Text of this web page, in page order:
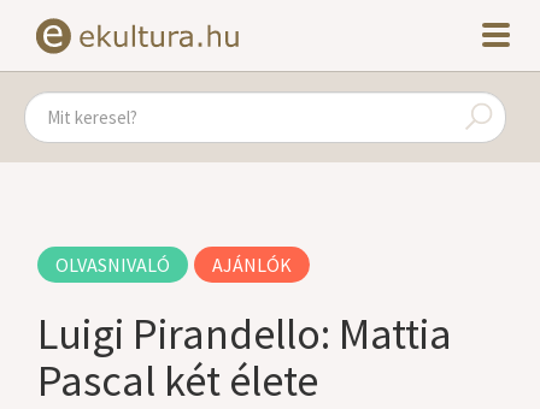
OLVASNIVALÓ AJÁNLÓK
Luigi Pirandello: Mattia
Pascal két élete